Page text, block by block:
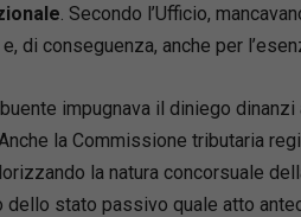
esperti
la
di corsi
. Secondo l’Ufficio,
di conseguenza, anche per
impugnava il diniego
la Commissione tributaria
la natura concorsuale
stato passivo quale atto